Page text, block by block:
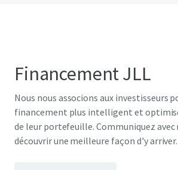
Financement JLL
Nous nous associons aux investisseurs
financement plus intelligent et
de leur portefeuille. Communiquez
découvrir une meilleure façon d'y arriver.